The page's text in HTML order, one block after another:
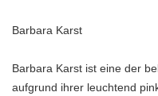
Barbara Karst
Barbara Karst ist eine der
aufgrund ihrer leuchtend